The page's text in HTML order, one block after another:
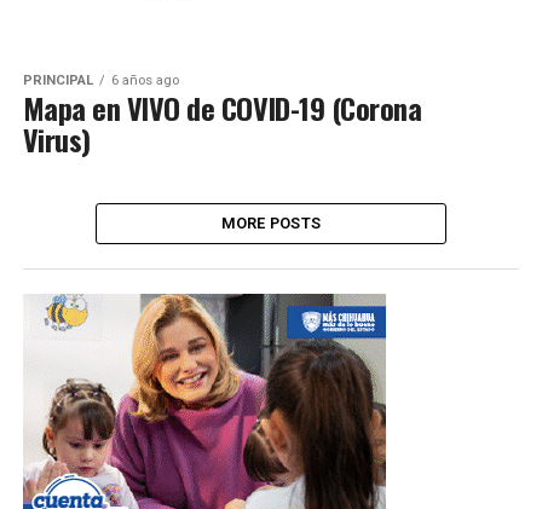
PRINCIPAL 6 años ago
Mapa en VIVO de COVID-19 (Corona
Virus)
MORE POSTS